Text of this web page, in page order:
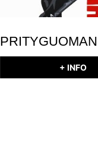
PRITYGUOMAN
+ INFO